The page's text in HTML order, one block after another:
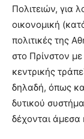
Πολιτειών, για
οικονομική
πολιτικές της
στο Πρίνστον
κεντρικής
δηλαδή, όπως
δυτικού
δέχονται άμεσα